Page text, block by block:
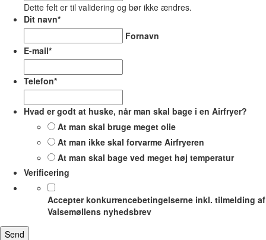
Dette felt er til validering og bør ikke ændres.
Dit navn*
Fornavn
E-mail*
Telefon*
Hvad er godt at huske, når man skal bage i en Airfryer?
At man skal bruge meget olie
At man ikke skal forvarme Airfryeren
At man skal bage ved meget høj temperatur
Verificering
Accepter konkurrencebetingelserne inkl. tilmelding af
Valsemøllens nyhedsbrev